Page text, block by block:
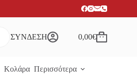
ΣΥΝΔΕΣΗ
Καλάθι
0,00€
Κολάρα Περισσότερα